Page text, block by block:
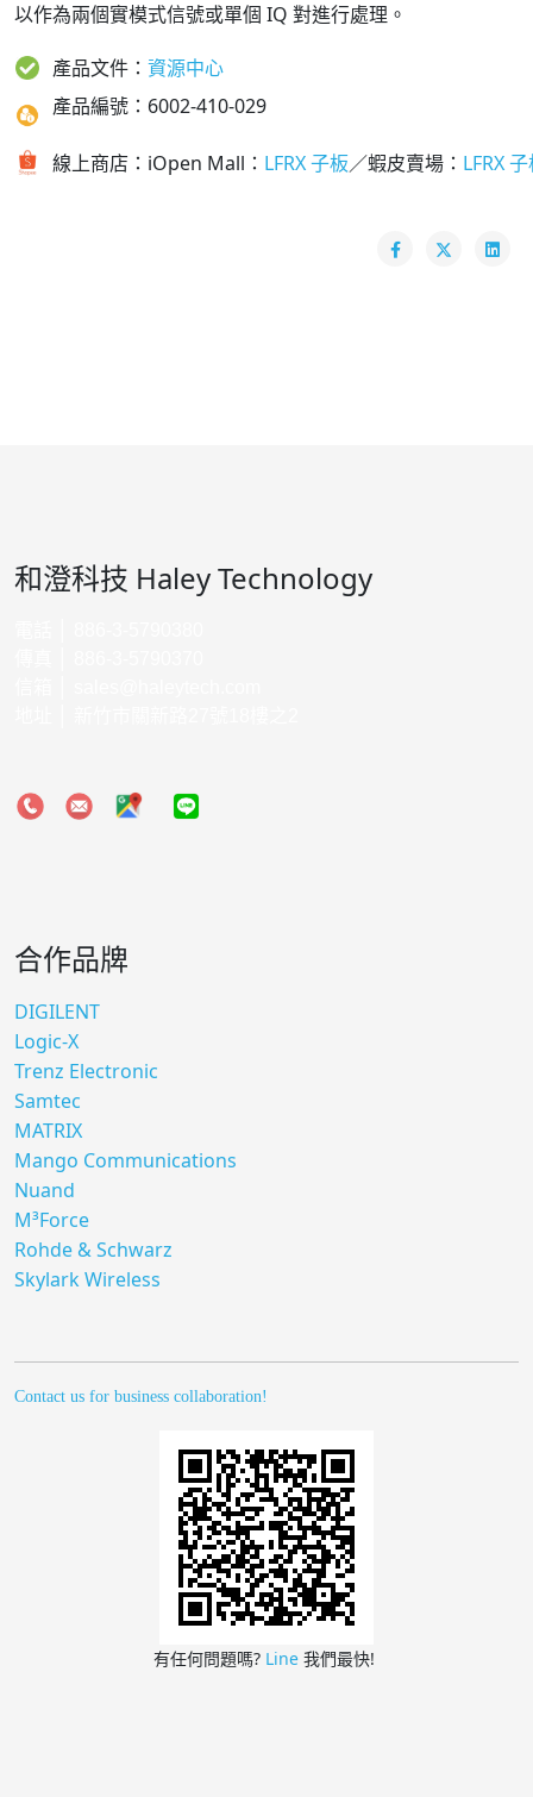
以作為兩個實模式信號或單個 IQ 對進行處理。
產品文件： 資源中心
產品編號：6002-410-029
線上商店：iOpen Mall： LFRX 子板／蝦皮賣場： LFRX
和澄科技 Haley Technology
合作品牌
DIGILENT
Logic-X
Trenz Electronic
Samtec
MATRIX
Mango Communications
Nuand
M³Force
Rohde & Schwarz
Skylark Wireless
Contact us for business collaboration!
有任何問題嗎? Line 我們最快!